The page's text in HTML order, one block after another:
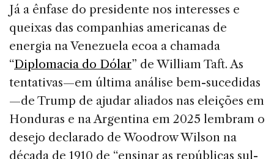
Já a ênfase do presidente nos interesses e
queixas das companhias americanas de
energia na Venezuela ecoa a chamada
“Diplomacia do Dólar” de William Taft. As
tentativas—em última análise bem-sucedidas
—de Trump de ajudar aliados nas eleições em
Honduras e na Argentina em 2025 lembram o
desejo declarado de Woodrow Wilson na
década de 1910 de “ensinar as repúblicas sul-